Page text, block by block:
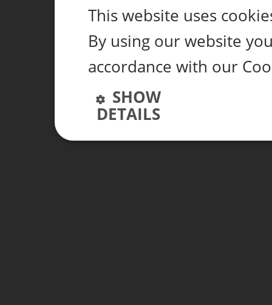
This website uses
By using our website
accordance with our
SHOW
DETAILS